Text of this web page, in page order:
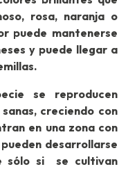
rosa, naranja o
puede mantenerse
y puede llegar a
se reproducen
creciendo con
en una zona con
desarrollarse
sólo si se cultivan